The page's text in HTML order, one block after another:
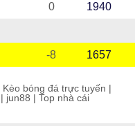
0 1940
-8 1657
Kèo bóng đá trực tuyến |
| jun88 | Top nhà cái